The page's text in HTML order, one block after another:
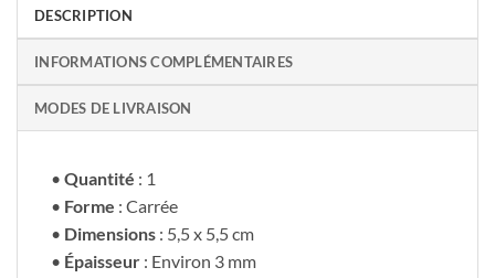
DESCRIPTION
INFORMATIONS COMPLÉMENTAIRES
MODES DE LIVRAISON
• Quantité : 1
• Forme : Carrée
• Dimensions : 5,5 x 5,5 cm
• Épaisseur : Environ 3 mm